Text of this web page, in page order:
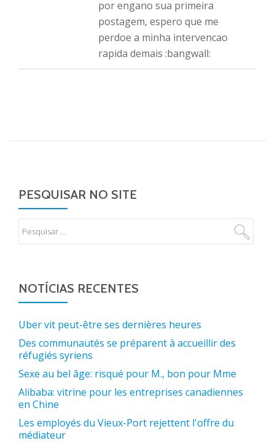
por engano sua primeira
postagem, espero que me
perdoe a minha intervencao
rapida demais :bangwall:
PESQUISAR NO SITE
NOTÍCIAS RECENTES
Uber vit peut-être ses dernières heures
Des communautés se préparent à accueillir des
réfugiés syriens
Sexe au bel âge: risqué pour M., bon pour Mme
Alibaba: vitrine pour les entreprises canadiennes
en Chine
Les employés du Vieux-Port rejettent l'offre du
médiateur